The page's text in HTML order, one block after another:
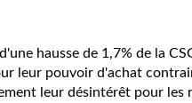
hausse de 1,7% de la
leur pouvoir d'achat
leur désintérêt pour les